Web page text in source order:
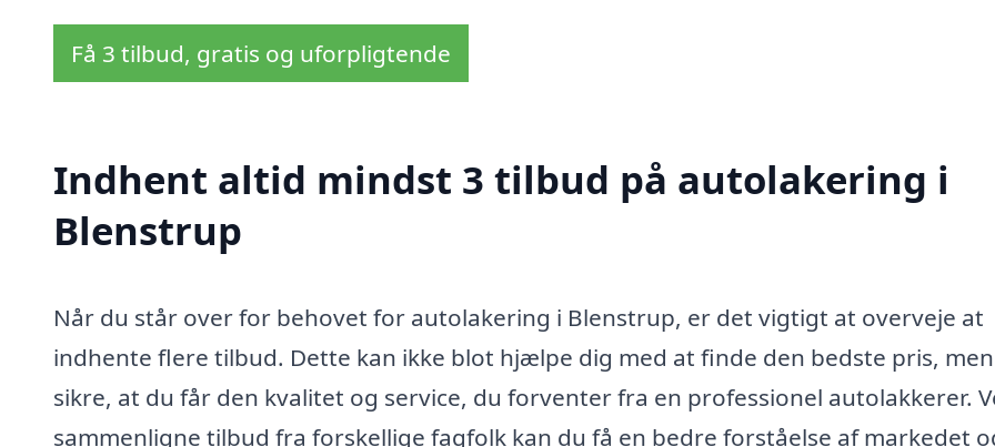
Få 3 tilbud, gratis og uforpligtende
Indhent altid mindst 3 tilbud på autolakering i
Blenstrup
Når du står over for behovet for autolakering i Blenstrup, er det vigtigt at overveje at
indhente flere tilbud. Dette kan ikke blot hjælpe dig med at finde den bedste pris,
sikre, at du får den kvalitet og service, du forventer fra en professionel autolakkerer.
sammenligne tilbud fra forskellige fagfolk kan du få en bedre forståelse af markedet